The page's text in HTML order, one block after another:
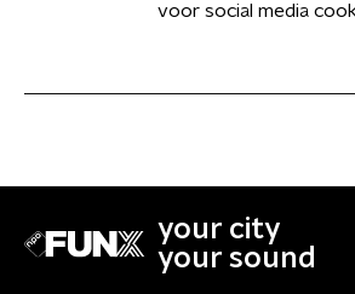
voor social media
your city
your sound